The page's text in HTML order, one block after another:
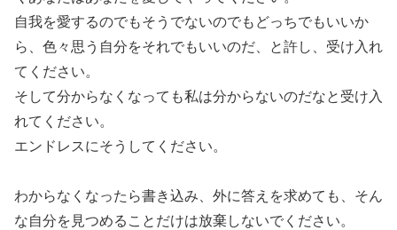
自我を愛するのでもそうでないのでもどっちでもいいか
ら、色々思う自分をそれでもいいのだ、と許し、受け入れ
てください。
そして分からなくなっても私は分からないのだなと受け入
れてください。
エンドレスにそうしてください。
わからなくなったら書き込み、外に答えを求めても、そん
な自分を見つめることだけは放棄しないでください。